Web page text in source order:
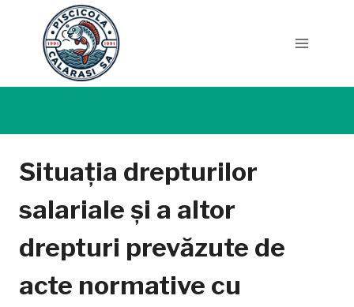
content
Situația drepturilor
salariale și a altor
drepturi prevăzute de
acte normative cu